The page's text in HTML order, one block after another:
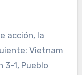
acción, la
Vietnam
3-1, Pueblo